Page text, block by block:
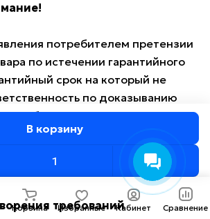
В корзину
потребителем претензии
по истечении гарантийного
срок на который не
по доказыванию
он должен подать
организацию для
товара. Оплата
продавцом.
требований
Корзина Избранные Кабинет Сравнение